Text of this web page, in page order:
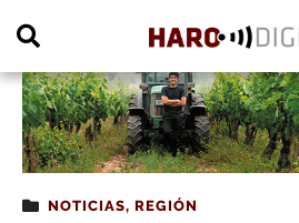
NOTICIAS, REGIÓN